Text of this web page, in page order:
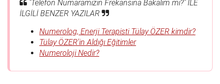
"Telefon Numaramızın Frekansına Bakalım mı?" İLE
İLGİLİ BENZER YAZILAR
Numerolog, Enerji Terapisti Tülay ÖZER kimdir?
Tülay ÖZER'in Aldığı Eğitimler
Numeroloji Nedir?